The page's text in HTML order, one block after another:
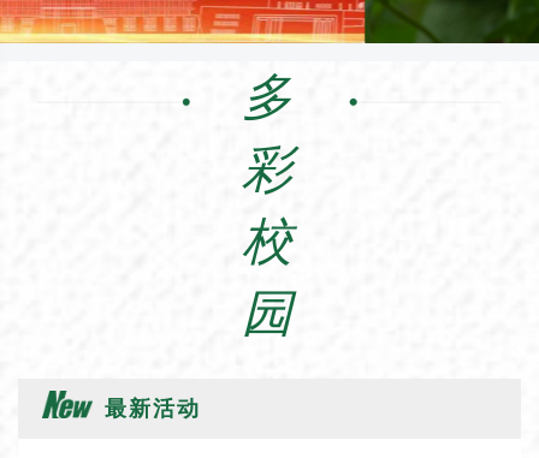
多
彩
校
园
最新活动